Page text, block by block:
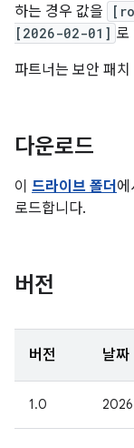
하는 경우 값을
[2026-02-01] 로
파트너는 보안 패
다운로드
이 드라이브 폴더
로드합니다.
버전
버전 날짜
1.0 2026